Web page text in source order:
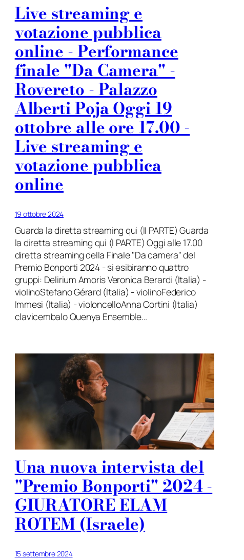
Live streaming e
votazione pubblica
online - Performance
finale "Da Camera" -
Rovereto - Palazzo
Alberti Poja Oggi 19
ottobre alle ore 17.00 -
Live streaming e
votazione pubblica
online
19 ottobre 2024
Guarda la diretta streaming qui (II PARTE) Guarda
la diretta streaming qui (I PARTE) Oggi alle 17.00
diretta streaming della Finale "Da camera" del
Premio Bonporti 2024 - si esibiranno quattro
gruppi: Delirium Amoris Veronica Berardi (Italia) -
violinoStefano Gérard (Italia) - violinoFederico
Immesi (Italia) - violoncelloAnna Cortini (Italia)
clavicembalo Quenya Ensemble...
Una nuova intervista del
"Premio Bonporti" 2024 -
GIURATORE ELAM
ROTEM (Israele)
15 settembre 2024